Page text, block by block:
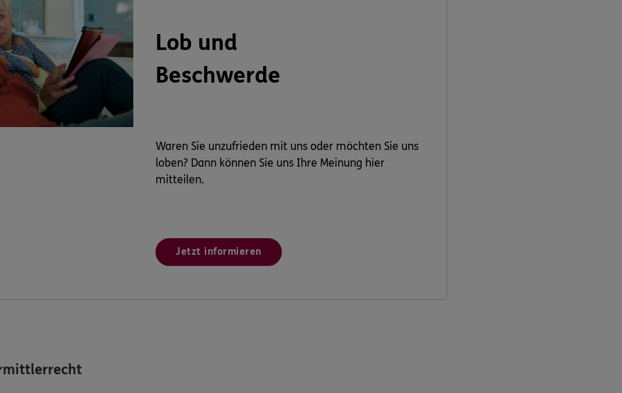
Lob und
Beschwerde
Waren Sie unzufrieden mit uns oder möchten Sie uns
loben? Dann können Sie uns Ihre Meinung hier
mitteilen.
Jetzt informieren